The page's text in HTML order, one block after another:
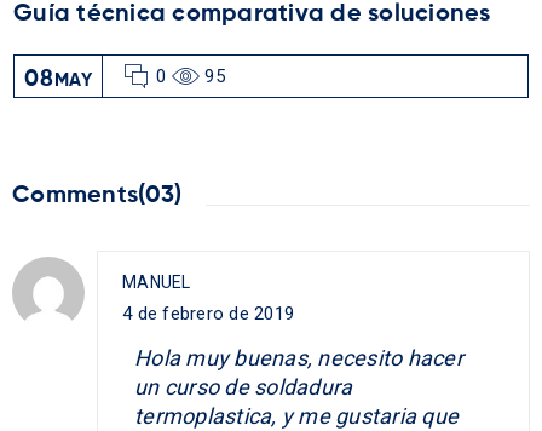
Guía técnica comparativa de soluciones
08 MAY 0 95
Comments(03)
MANUEL
4 de febrero de 2019
Hola muy buenas, necesito hacer
un curso de soldadura
termoplastica, y me gustaria que